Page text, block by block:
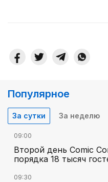
Популярное
За сутки За неделю
09:00
Второй день Comic
порядка 18 тысяч
09:30